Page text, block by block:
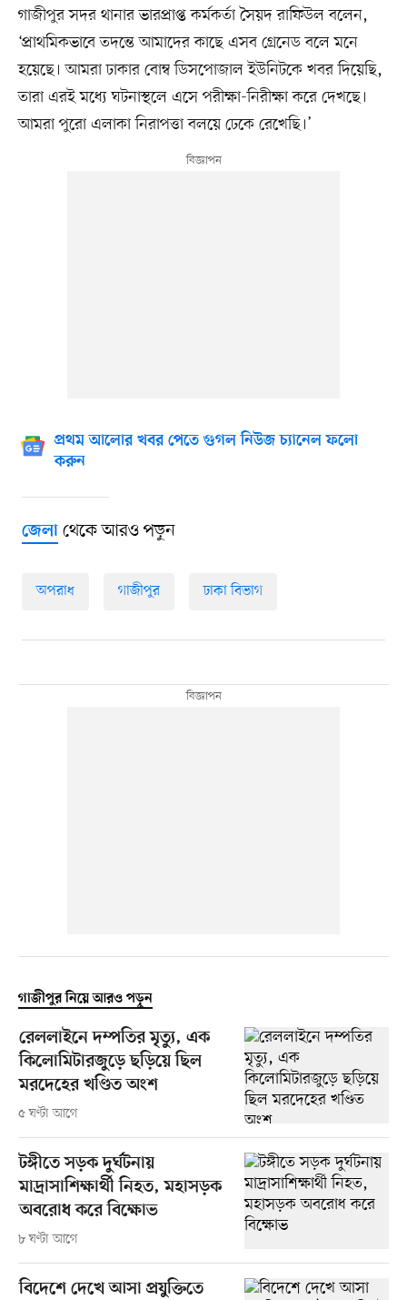
গাজীপুর সদর থানার ভারপ্রাপ্ত কর্মকর্তা সৈয়দ রাফিউল বলেন,
‘প্রাথমিকভাবে তদন্তে আমাদের কাছে এসব গ্রেনেড বলে মনে
হয়েছে। আমরা ঢাকার বোম্ব ডিসপোজাল ইউনিটকে খবর দিয়েছি,
তারা এরই মধ্যে ঘটনাস্থলে এসে পরীক্ষা-নিরীক্ষা করে দেখছে।
আমরা পুরো এলাকা নিরাপত্তা বলয়ে ঢেকে রেখেছি।’
প্রথম আলোর খবর পেতে গুগল নিউজ চ্যানেল ফলো
করুন
জেলাথেকে আরও পড়ুন
অপরাধ গাজীপুর ঢাকা বিভাগ
গাজীপুর নিয়ে আরও পড়ুন
রেললাইনে দম্পতির মৃত্যু, এক
কিলোমিটারজুড়ে ছড়িয়ে ছিল
মরদেহের খণ্ডিত অংশ
৫ ঘণ্টা আগে
টঙ্গীতে সড়ক দুর্ঘটনায়
মাদ্রাসাশিক্ষার্থী নিহত, মহাসড়ক
অবরোধ করে বিক্ষোভ
৮ ঘণ্টা আগে
বিদেশে দেখে আসা প্রযুক্তিতে